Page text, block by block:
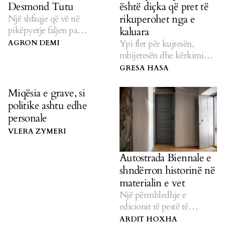
Desmond Tutu
Një shfaqje që vë në
pikëpyetje faljen pa
drejtësi.
AGRON DEMI
është diçka që pret të
rikuperohet nga e
kaluara
Ypi flet për kujtesën,
mbijetesën dhe kërkimin e
të vërtetës në romanin e saj
poshtëruar”.
GRESA HASA
Miqësia e grave, si
politike ashtu edhe
personale
VLERA ZYMERI
Autostrada Biennale e
shndërron historinë në
materialin e vet
Një përmbledhje e
edicionit të pestë të
bienales, "Rrymat që
ARDIT HOXHA